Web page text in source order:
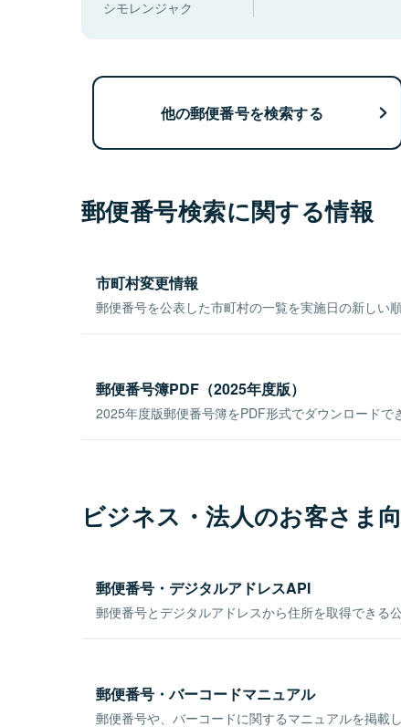
シモレンジャク
他の郵便番号を検索する
郵便番号検索に関する情報
市町村変更情報
郵便番号を公表した市町村の一覧を実施日の新しい
郵便番号簿PDF（2025年度版）
2025年度版郵便番号簿をPDF形式でダウンロードで
ビジネス・法人のお客さま
郵便番号・デジタルアドレスAPI
郵便番号とデジタルアドレスから住所を取得できる公
郵便番号・バーコードマニュアル
郵便番号や、バーコードに関するマニュアルを掲載し